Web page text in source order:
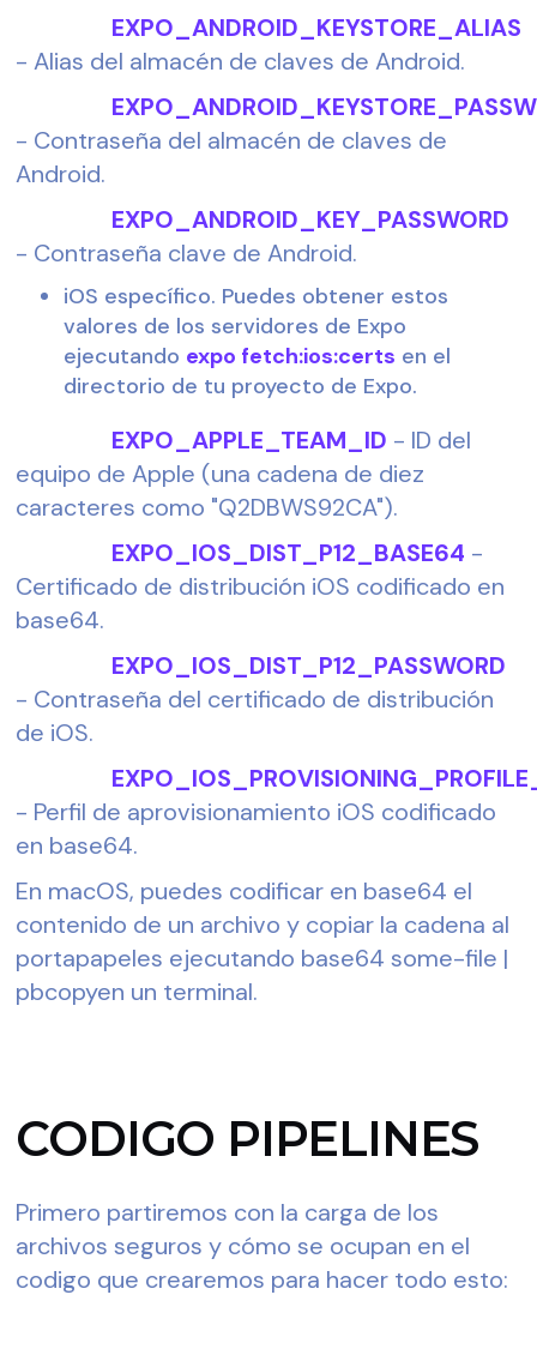
EXPO_ANDROID_KEYSTORE_ALIAS
- Alias del almacén de claves de Android.
- Contraseña del almacén de claves de
Android.
EXPO_ANDROID_KEY_PASSWORD
- Contraseña clave de Android.
iOS específico. Puedes obtener estos
valores de los servidores de Expo
ejecutando expo fetch:ios:certs en el
directorio de tu proyecto de Expo.
EXPO_APPLE_TEAM_ID - ID del
equipo de Apple (una cadena de diez
caracteres como "Q2DBWS92CA").
EXPO_IOS_DIST_P12_BASE64 -
Certificado de distribución iOS codificado en
base64.
EXPO_IOS_DIST_P12_PASSWORD
- Contraseña del certificado de distribución
de iOS.
- Perfil de aprovisionamiento iOS codificado
en base64.
En macOS, puedes codificar en base64 el
contenido de un archivo y copiar la cadena al
portapapeles ejecutando base64 some-file |
pbcopyen un terminal.
CODIGO PIPELINES
Primero partiremos con la carga de los
archivos seguros y cómo se ocupan en el
codigo que crearemos para hacer todo esto: